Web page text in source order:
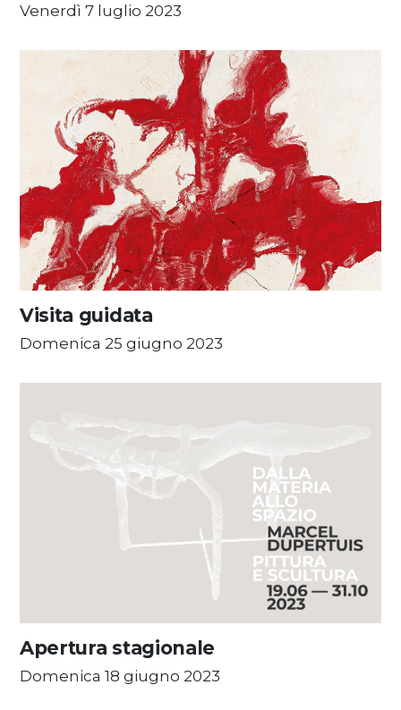
Venerdì 7 luglio 2023
Visita guidata
Domenica 25 giugno 2023
Apertura stagionale
Domenica 18 giugno 2023